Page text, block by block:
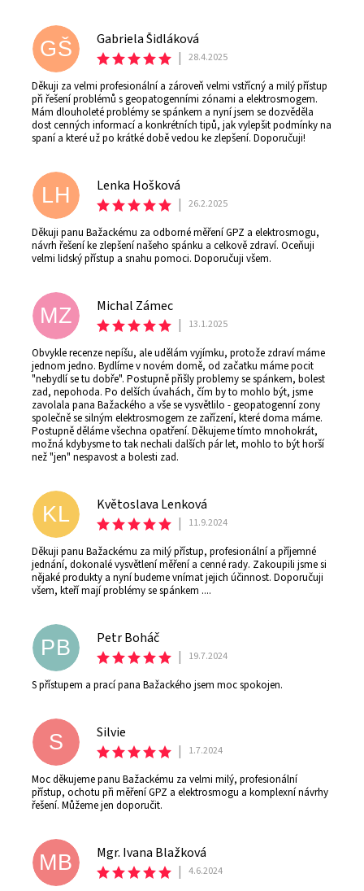
GŠ
Gabriela Šidláková
| 28.4.2025
Děkuji za velmi profesionální a zároveň velmi vstřícný a milý přístup
při řešení problémů s geopatogenními zónami a elektrosmogem.
Mám dlouholeté problémy se spánkem a nyní jsem se dozvěděla
dost cenných informací a konkrétních tipů, jak vylepšit podmínky na
spaní a které už po krátké době vedou ke zlepšení. Doporučuji!
LH
Lenka Hošková
| 26.2.2025
Děkuji panu Bažackému za odborné měření GPZ a elektrosmogu,
návrh řešení ke zlepšení našeho spánku a celkově zdraví. Oceňuji
velmi lidský přístup a snahu pomoci. Doporučuji všem.
MZ
Michal Zámec
|
13.1.2025
Obvykle recenze nepíšu, ale udělám vyjímku, protože zdraví máme
jednom jedno. Bydlíme v novém domě, od začatku máme pocit
"nebydlí se tu dobře". Postupně přišly problemy se spánkem, bolest
zad, nepohoda. Po delších úvahách, čím by to mohlo být, jsme
zavolala pana Bažackého a vše se vysvětlilo - geopatogenní zony
společně se silným elektrosmogem ze zařízení, které doma máme.
Postupně děláme všechna opatření. Děkujeme tímto mnohokrát,
možná kdybysme to tak nechali dalších pár let, mohlo to být horší
než "jen" nespavost a bolesti zad.
KL
Květoslava Lenková
|
11.9.2024
Děkuji panu Bažackému za milý přístup, profesionální a příjemné
jednání, dokonalé vysvětlení měření a cenné rady. Zakoupili jsme si
nějaké produkty a nyní budeme vnímat jejich účinnost. Doporučuji
všem, kteří mají problémy se spánkem ....
PB
Petr Boháč
|
19.7.2024
S přístupem a prací pana Bažackého jsem moc spokojen.
S
Silvie
|
1.7.2024
Moc děkujeme panu Bažackému za velmi milý, profesionální
přístup, ochotu při měření GPZ a elektrosmogu a komplexní návrhy
řešení. Můžeme jen doporučit.
MB
Mgr. Ivana Blažková
| 4.6.2024